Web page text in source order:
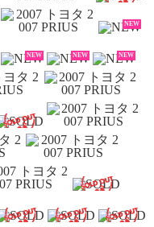
NEW
NEW NEW NEW